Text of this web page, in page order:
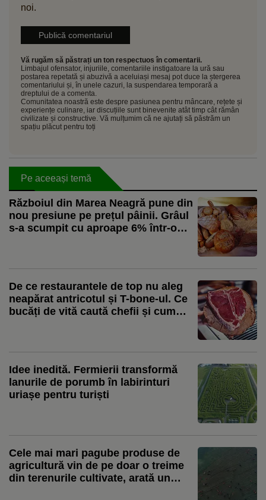
noi.
Vă rugăm să păstrați un ton respectuos în comentarii.
Limbajul ofensator, injuriile, comentariile instigatoare la ură sau
postarea repetată și abuzivă a aceluiași mesaj pot duce la ștergerea
comentariului și, în unele cazuri, la suspendarea temporară a
dreptului de a comenta.
Comunitatea noastră este despre pasiunea pentru mâncare, rețete și
experiențe culinare, iar discuțiile sunt binevenite atât timp cât rămân
civilizate și constructive. Vă mulțumim că ne ajutați să păstrăm un
spațiu plăcut pentru toți
Pe aceeași temă
Războiul din Marea Neagră pune din
nou presiune pe prețul pâinii. Grâul
s-a scumpit cu aproape 6% într-o
De ce restaurantele de top nu aleg
neapărat antricotul și T-bone-ul. Ce
bucăți de vită caută chefii și cum
Idee inedită. Fermierii transformă
lanurile de porumb în labirinturi
uriașe pentru turiști
Cele mai mari pagube produse de
agricultură vin de pe doar o treime
din terenurile cultivate, arată un